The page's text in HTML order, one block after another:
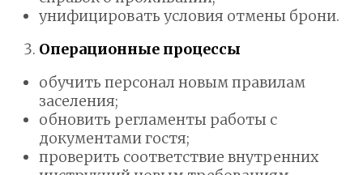
унифицировать условия отмены брони.
Операционные процессы
обучить персонал новым правилам
заселения;
обновить регламенты работы с
документами гостя;
проверить соответствие внутренних